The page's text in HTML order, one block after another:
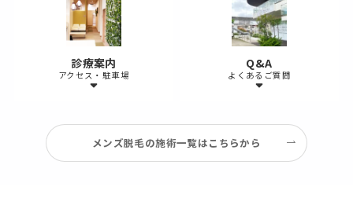
診療案内
アクセス・駐車場
Q&A
よくあるご質問
メンズ脱毛の施術一覧はこちらから